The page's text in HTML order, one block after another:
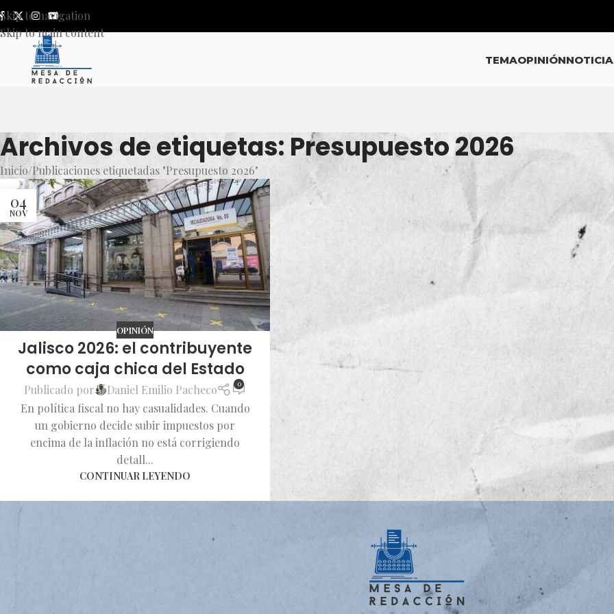
Skip to navigation
Skip to main content
TEMAOPINIÓN
Archivos de etiquetas: Presupuesto 2026
Inicio Publicaciones etiquetadas "Presupuesto 2026"
04
NOV
OPINIÓN
Jalisco 2026: el contribuyente
como caja chica del Estado
Publicado por Daniel Emilio Pacheco 0
En política fiscal no hay casualidades. Cuando
un gobierno decide subir impuestos por
encima de la inflación no está corrigiendo
detall...
CONTINUAR LEYENDO